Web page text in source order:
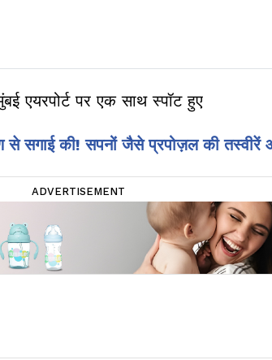
एयरपोर्ट पर एक साथ स्पॉट हुए
सगाई की! सपनों जैसे प्रपोज़ल की तस्वीरें
ADVERTISEMENT